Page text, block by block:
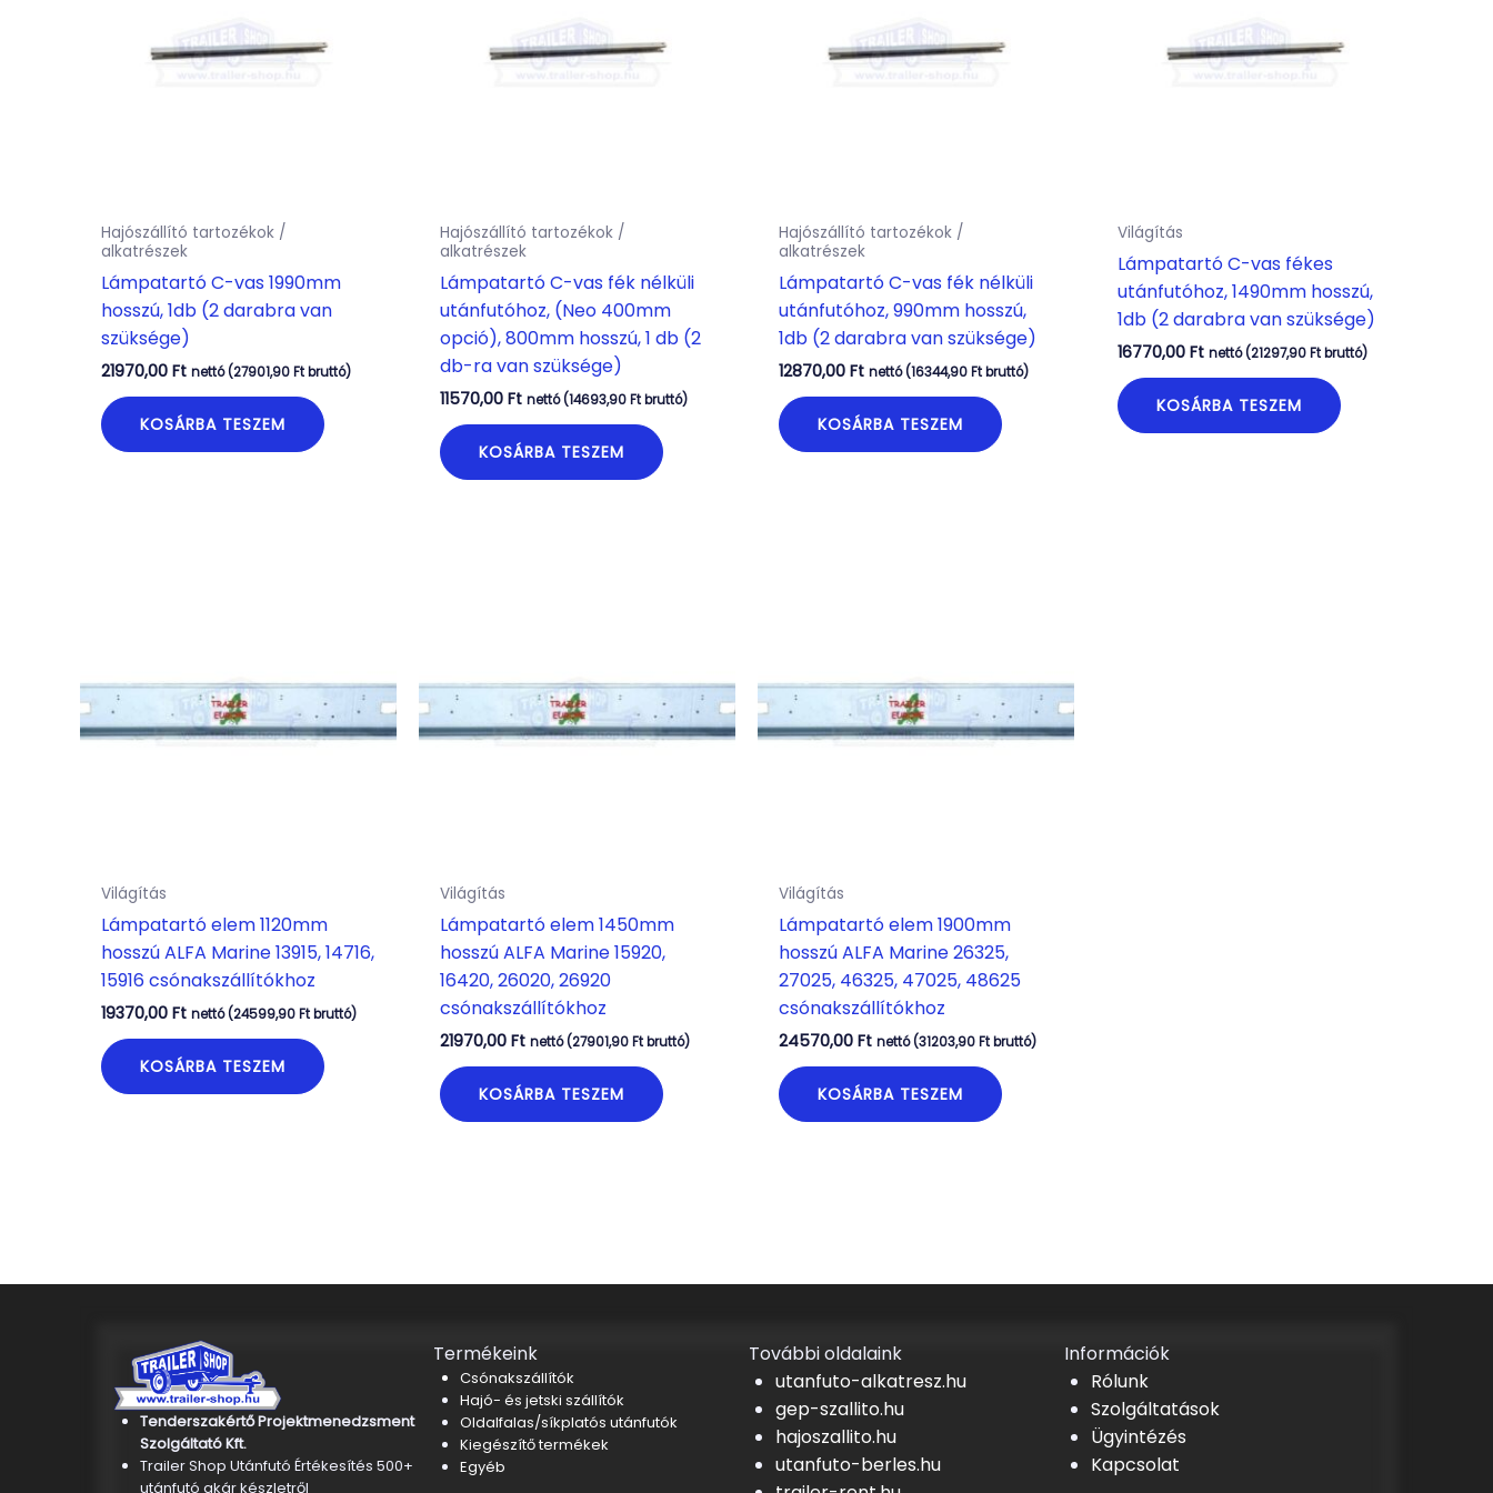
Hajószállító tartozékok /
alkatrészek
Lámpatartó C-vas 1990mm
hosszú, 1db (2 darabra van
szüksége)
21970,00Ft nettó (27901,90 Ft bruttó)
KOSÁRBA TESZEM
Hajószállító tartozékok /
alkatrészek
Lámpatartó C-vas fék nélküli
utánfutóhoz, (Neo 400mm
opció), 800mm hosszú, 1 db (2
db-ra van szüksége)
11570,00Ft nettó (14693,90 Ft bruttó)
KOSÁRBA TESZEM
Hajószállító tartozékok /
alkatrészek
Lámpatartó C-vas fék nélküli
utánfutóhoz, 990mm hosszú,
1db (2 darabra van szüksége)
12870,00Ft nettó (16344,90 Ft bruttó)
KOSÁRBA TESZEM
Világítás
Lámpatartó C-vas fékes
utánfutóhoz, 1490mm hosszú,
1db (2 darabra van szüksége)
16770,00Ft nettó (21297,90 Ft bruttó)
KOSÁRBA TESZEM
Világítás
Lámpatartó elem 1120mm
hosszú ALFA Marine 13915, 14716,
15916 csónakszállítókhoz
19370,00Ft nettó (24599,90 Ft bruttó)
KOSÁRBA TESZEM
Világítás
Lámpatartó elem 1450mm
hosszú ALFA Marine 15920,
16420, 26020, 26920
csónakszállítókhoz
21970,00Ft nettó (27901,90 Ft bruttó)
KOSÁRBA TESZEM
Világítás
Lámpatartó elem 1900mm
hosszú ALFA Marine 26325,
27025, 46325, 47025, 48625
csónakszállítókhoz
24570,00Ft nettó (31203,90 Ft bruttó)
KOSÁRBA TESZEM
Tenderszakértő Projektmenedzsment
Szolgáltató Kft.
Trailer Shop Utánfutó Értékesítés 500+
utánfutó akár készletről
Termékeink
Csónakszállítók
Hajó- és jetski szállítók
Oldalfalas/síkplatós utánfutók
Kiegészítő termékek
Egyéb
További oldalaink
utanfuto-alkatresz.hu
gep-szallito.hu
hajoszallito.hu
utanfuto-berles.hu
Információk
Rólunk
Szolgáltatások
Ügyintézés
Kapcsolat